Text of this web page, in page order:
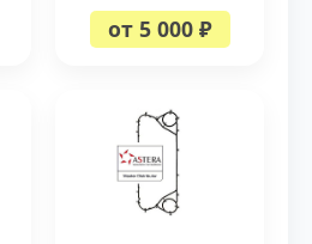
от 5 000 ₽